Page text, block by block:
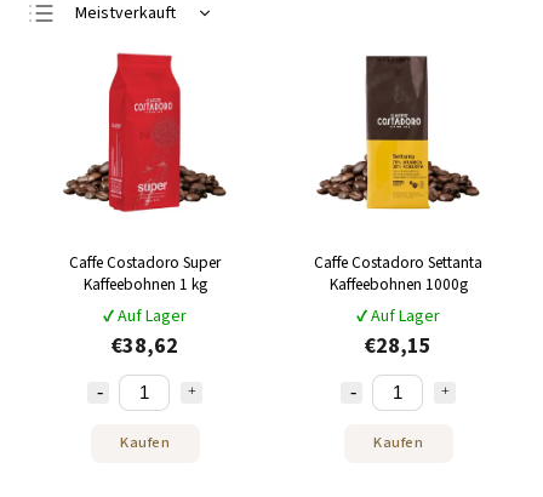
Meistverkauft
Günstigste
Teuerste
Alphabetisch
Caffe Costadoro Super
Kaffeebohnen 1 kg
✔ Auf Lager
€38,62
Kaufen
Caffe Costadoro Settanta
Kaffeebohnen 1000g
✔ Auf Lager
€28,15
Kaufen